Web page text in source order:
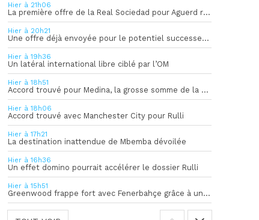
Hier à 21h06
La première offre de la Real Sociedad pour Aguerd refusée par l’OM
Hier à 20h21
Une offre déjà envoyée pour le potentiel successeur de Rulli
Hier à 19h36
Un latéral international libre ciblé par l’OM
Hier à 18h51
Accord trouvé pour Medina, la grosse somme de la vente dévoilée
Hier à 18h06
Accord trouvé avec Manchester City pour Rulli
Hier à 17h21
La destination inattendue de Mbemba dévoilée
Hier à 16h36
Un effet domino pourrait accélérer le dossier Rulli
Hier à 15h51
Greenwood frappe fort avec Fenerbahçe grâce à un but spectaculaire